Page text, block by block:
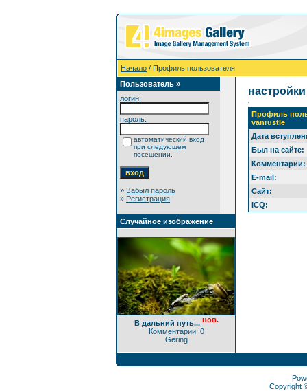
Начало / Профиль пользователя
Пользователь »
логин:
пароль:
автоматический вход
при следующем
посещении.
» Забыл пароль
» Регистрация
Случайное изображение
В дальний путь... нов.
Комментарии: 0
Gering
настройки
Профиль
vanrustle
Дата
Был на сайте:
Комментарии:
E-mail:
Сайт:
ICQ:
Copyright